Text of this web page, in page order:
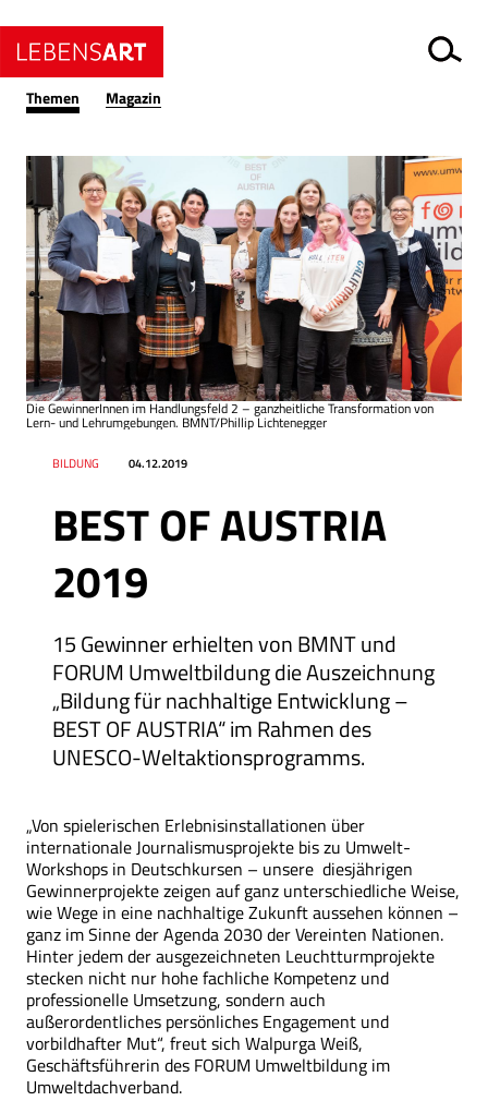
Themen Magazin
BEST OF AUSTRIA
2019
15 Gewinner erhielten von BMNT und
FORUM Umweltbildung die Aus­zeichnung
„Bildung für nachhaltige Entwicklung –
BEST OF AUSTRIA“ im Rahmen des
UNESCO-Weltaktionsprogramms.
Datum 04.12.2019
RessortBILDUNG
Die GewinnerInnen im Handlungsfeld 2 – ganzheitliche Transformation von
Lern- und Lehrumgebungen. BMNT/Phillip Lichtenegger
„Von spielerischen Erlebnisinstallationen über
internationale Journalismusprojekte bis zu Umwelt-
Workshops in Deutschkursen – unsere diesjährigen
Gewinnerprojekte zeigen auf ganz unterschiedliche Weise,
wie Wege in eine nachhaltige Zukunft aussehen können –
ganz im Sinne der Agenda 2030 der Vereinten Nationen.
Hinter jedem der ausgezeichneten Leuchtturmprojekte
stecken nicht nur hohe fachliche Kompetenz und
professionelle Umsetzung, sondern auch
außerordentliches persönliches Engagement und
vorbildhafter Mut“, freut sich Walpurga Weiß,
Geschäftsführerin des FORUM Umweltbildung im
Umweltdachverband.